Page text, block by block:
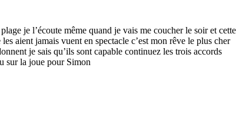
je l’écoute même quand je vais me coucher le soir et cette
aient jamais vuent en spectacle c’est mon rêve le plus cher
je sais qu’ils sont capable continuez les trois accords
sur la joue pour Simon